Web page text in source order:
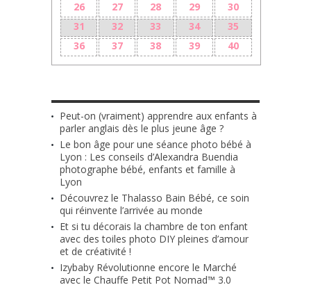
26 27 28 29
30
31
32 33 34
35
36
37 38 39 40
Peut-on (vraiment) apprendre aux enfants à
parler anglais dès le plus jeune âge ?
Le bon âge pour une séance photo bébé à
Lyon : Les conseils d’Alexandra Buendia
photographe bébé, enfants et famille à
Lyon
Découvrez le Thalasso Bain Bébé, ce soin
qui réinvente l’arrivée au monde
Et si tu décorais la chambre de ton enfant
avec des toiles photo DIY pleines d’amour
et de créativité !
Izybaby Révolutionne encore le Marché
avec le Chauffe Petit Pot Nomad™ 3.0